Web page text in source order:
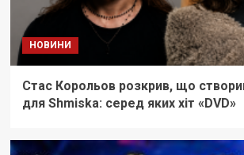
НОВИНИ
Стас Корольов розкрив, що
для Shmiska: серед яких хіт «DVD»